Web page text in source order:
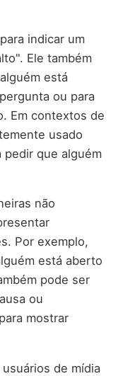
indicar um
Ele também
está
ou para
Em contextos de
usado
pedir que alguém
não
Por exemplo,
está aberto
pode ser
ou
mostrar
de mídia